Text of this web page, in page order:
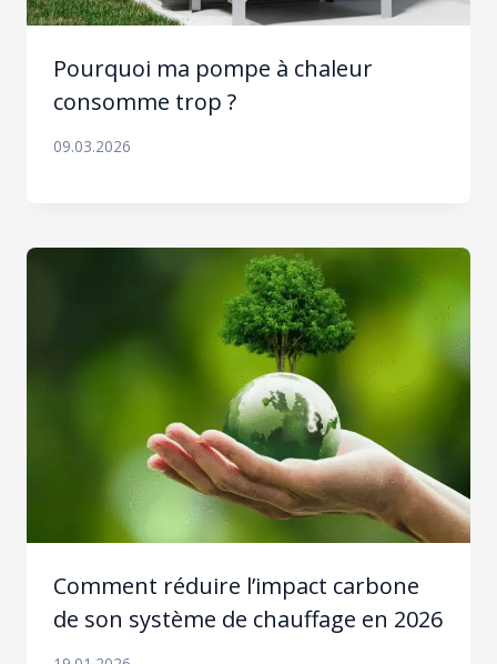
Pourquoi ma pompe à chaleur
consomme trop ?
09.03.2026
Comment réduire l’impact carbone
de son système de chauffage en 2026